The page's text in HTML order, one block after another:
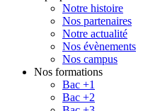
Notre histoire
Nos partenaires
Notre actualité
Nos évènements
Nos campus
Nos formations
Bac +1
Bac +2